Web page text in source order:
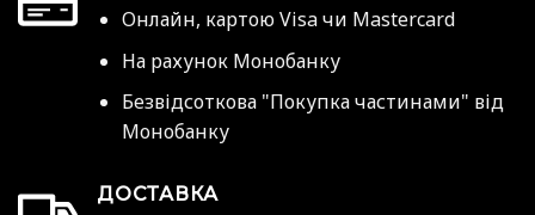
Онлайн, картою Visa чи Mastercard
На рахунок Монобанку
Безвідсоткова "Покупка частинами" від
Монобанку
ДОСТАВКА